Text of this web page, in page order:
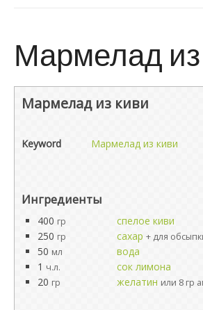
Мармелад из
Мармелад из киви
Keyword Мармелад из киви
Ингредиенты
400 гр
спелое киви
250 гр сахар + для
50 мл
вода
1 ч.л.
сок лимона
20 гр желатин или 8 гр